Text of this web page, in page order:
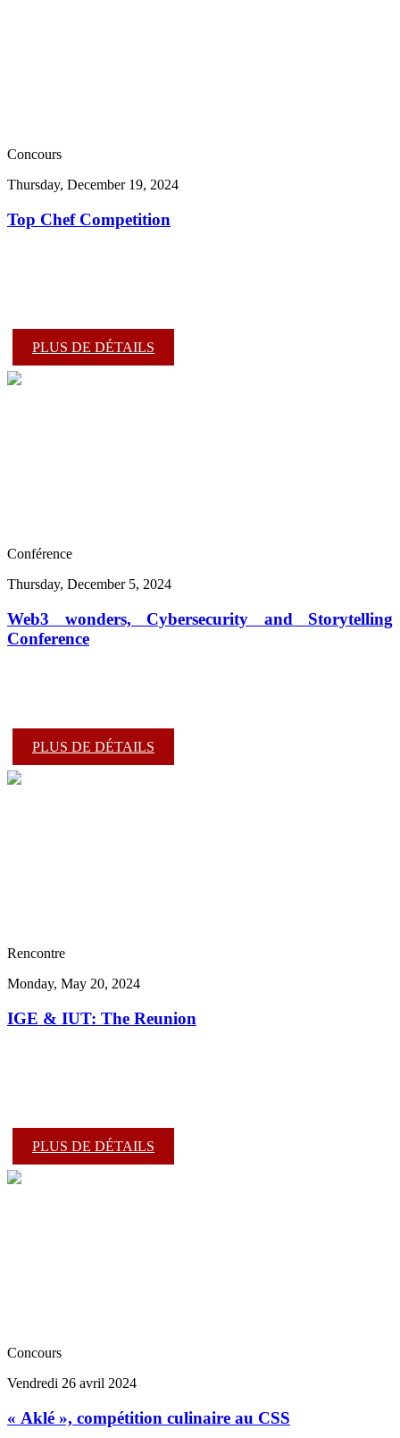
Concours
Thursday, December 19, 2024
Top Chef Competition
PLUS DE DÉTAILS
Conférence
Thursday, December 5, 2024
Web3 wonders, Cybersecurity and Storytelling
Conference
PLUS DE DÉTAILS
Rencontre
Monday, May 20, 2024
IGE & IUT: The Reunion
PLUS DE DÉTAILS
Concours
Vendredi 26 avril 2024
« Aklé »​, compétition culinaire au CSS